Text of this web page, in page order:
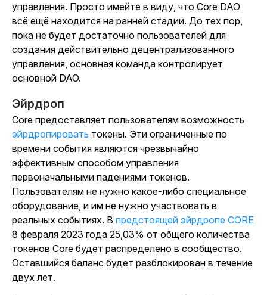
управления. Просто имейте в виду, что Core DAO
всё ещё находится на ранней стадии. До тех пор,
пока не будет достаточно пользователей для
создания действительно децентрализованного
управления, основная команда контролирует
основной DAO.
Эйрдроп
Core предоставляет пользователям возможность
эйрдропировать токены. Эти ограниченные по
времени события являются чрезвычайно
эффективным способом управления
первоначальными падениями токенов.
Пользователям не нужно какое-либо специальное
оборудование, и им не нужно участвовать в
реальных событиях. В предстоящей эйрдропе CORE
8 февраля 2023 года 25,03% от общего количества
токенов Core будет распределено в сообщество.
Оставшийся баланс будет разблокирован в течение
двух лет.